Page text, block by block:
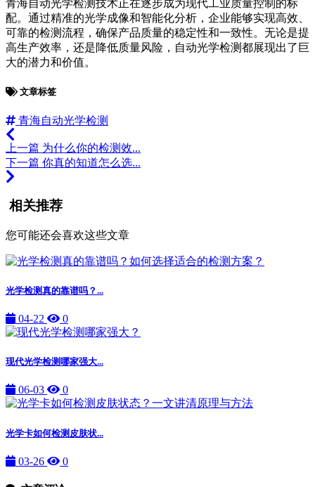
青海自动光学检测技术正在逐步成为现代工业质量控制的标
配。通过精准的光学成像和智能化分析，企业能够实现高效、
可靠的检测流程，确保产品质量的稳定性和一致性。无论是提
高生产效率，还是降低质量风险，自动光学检测都展现出了巨
大的潜力和价值。
文章标签
青海自动光学检测
上一篇 为什么你的检测效...
下一篇 你真的知道怎么选...
相关推荐
您可能还会喜欢这些文章
光学检测真的靠谱吗？...
04-22 0
现代光学检测哪家强大...
06-03 0
光学卡如何检测皮肤状...
03-26 0